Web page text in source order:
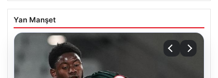
Yan Manşet